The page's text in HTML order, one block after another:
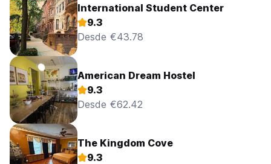
International Student Center
9.3
Desde €43.78
American Dream Hostel
9.3
Desde €62.42
The Kingdom Cove
9.3